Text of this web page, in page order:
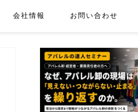
会社情報 お問い合わせ